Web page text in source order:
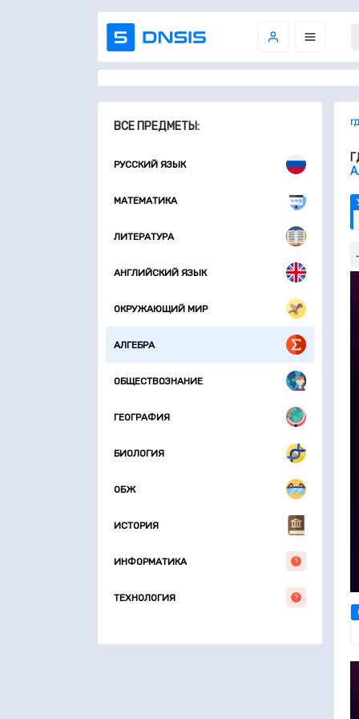
ВСЕ ПРЕДМЕТЫ:
РУССКИЙ ЯЗЫК
МАТЕМАТИКА
ЛИТЕРАТУРА
АНГЛИЙСКИЙ ЯЗЫК
ОКРУЖАЮЩИЙ МИР
АЛГЕБРА
ОБЩЕСТВОЗНАНИЕ
ГЕОГРАФИЯ
БИОЛОГИЯ
ОБЖ
ИСТОРИЯ
ИНФОРМАТИКА
ТЕХНОЛОГИЯ